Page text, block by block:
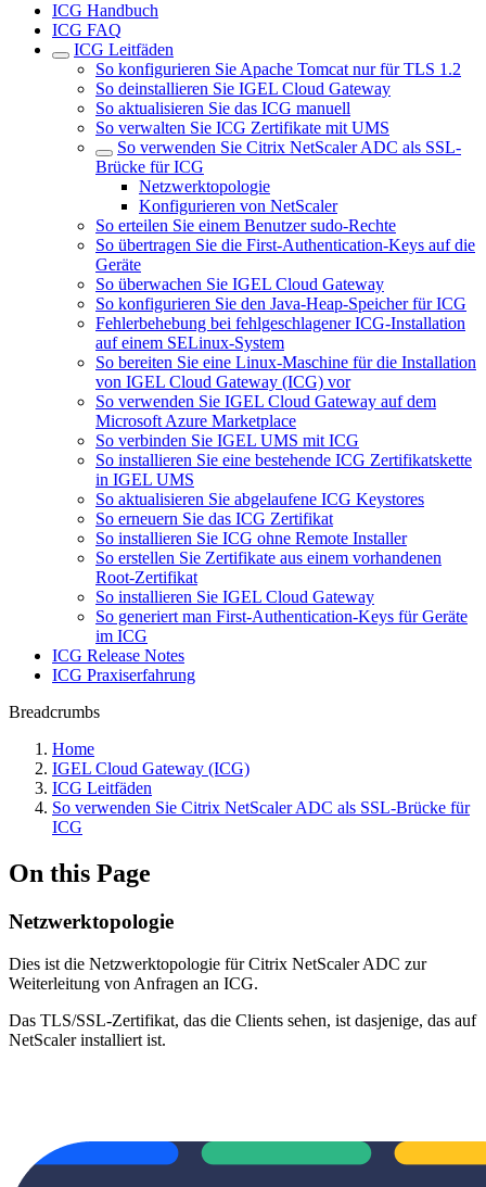
ICG Handbuch
ICG FAQ
ICG Leitfäden
So konfigurieren Sie Apache Tomcat nur für TLS 1.2
So deinstallieren Sie IGEL Cloud Gateway
So aktualisieren Sie das ICG manuell
So verwalten Sie ICG Zertifikate mit UMS
So verwenden Sie Citrix NetScaler ADC als SSL-
Brücke für ICG
Netzwerktopologie
Konfigurieren von NetScaler
So erteilen Sie einem Benutzer sudo-Rechte
So übertragen Sie die First-Authentication-Keys auf die
Geräte
So überwachen Sie IGEL Cloud Gateway
So konfigurieren Sie den Java-Heap-Speicher für ICG
Fehlerbehebung bei fehlgeschlagener ICG-Installation
auf einem SELinux-System
So bereiten Sie eine Linux-Maschine für die Installation
von IGEL Cloud Gateway (ICG) vor
So verwenden Sie IGEL Cloud Gateway auf dem
Microsoft Azure Marketplace
So verbinden Sie IGEL UMS mit ICG
So installieren Sie eine bestehende ICG Zertifikatskette
in IGEL UMS
So aktualisieren Sie abgelaufene ICG Keystores
So erneuern Sie das ICG Zertifikat
So installieren Sie ICG ohne Remote Installer
So erstellen Sie Zertifikate aus einem vorhandenen
Root-Zertifikat
So installieren Sie IGEL Cloud Gateway
So generiert man First-Authentication-Keys für Geräte
im ICG
ICG Release Notes
ICG Praxiserfahrung
Breadcrumbs
Home
IGEL Cloud Gateway (ICG)
ICG Leitfäden
So verwenden Sie Citrix NetScaler ADC als SSL-Brücke für
ICG
On this Page
Netzwerktopologie
Dies ist die Netzwerktopologie für Citrix NetScaler ADC zur
Weiterleitung von Anfragen an ICG.
Das TLS/SSL-Zertifikat, das die Clients sehen, ist dasjenige, das auf
NetScaler installiert ist.